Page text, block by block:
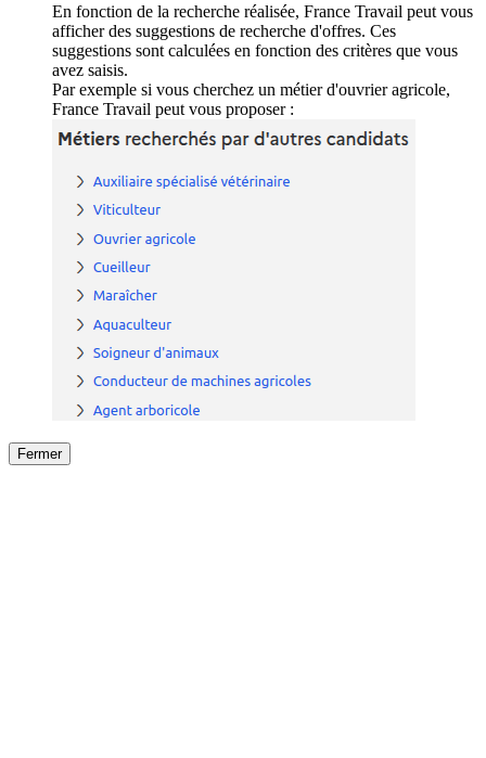
En fonction de la recherche réalisée, France Travail peut vous
afficher des suggestions de recherche d'offres. Ces
suggestions sont calculées en fonction des critères que vous
avez saisis.
Par exemple si vous cherchez un métier d'ouvrier agricole,
France Travail peut vous proposer :
Fermer